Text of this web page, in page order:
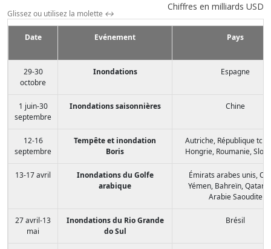
Chiffres en milliards USD
Glissez ou utilisez la molette ↔
Date Evénement Pays
29-30
octobre
Inondations Espagne
1 juin-30
septembre
Inondations saisonnières Chine
12-16
septembre
Tempête et inondation
Boris
Autriche, République
Hongrie, Roumanie,
13-17 avril
Inondations du Golfe
arabique
Émirats arabes unis,
Yémen, Bahreïn, Qatar,
Arabie Saoudite
27 avril-13
mai
Inondations du Rio Grande
do Sul
Brésil